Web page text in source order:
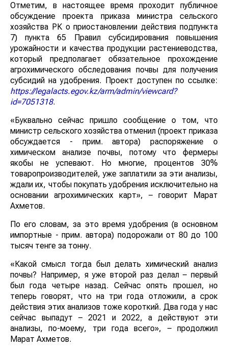
Отметим, в настоящее время проходит публичное
обсуждение проекта приказа министра сельского
хозяйства РК о приостановлении действия подпункта
7) пункта 65 Правил субсидирования повышения
урожайности и качества продукции растениеводства,
который предполагает обязательное прохождение
агрохимического обследования почвы для получения
субсидий на удобрения. Проект доступен по ссылке:
https://legalacts.egov.kz/arm/admin/viewcard?
id=7051318.
«Буквально сейчас пришло сообщение о том, что
министр сельского хозяйства отменил (проект приказа
обсуждается - прим. автора) распоряжение о
химическом анализе почвы, потому что фермеры
якобы не успевают. Но многие, процентов 30%
товаропроизводителей, уже заплатили за эти анализы,
ждали их, чтобы покупать удобрения исключительно на
основании агрохимических карт», – говорит Марат
Ахметов.
По его словам, за это время удобрения (в основном
импортные - прим. автора) подорожали от 80 до 100
тысяч тенге за тонну.
«Какой смысл тогда был делать химический анализ
почвы? Например, я уже второй раз делал – первый
был года четыре назад. Сейчас опять прошел, но
теперь говорят, что на три года отложили, а срок
действия этих анализов тоже короткий. Два года у нас
сейчас выпадут – 2021 и 2022, а действуют эти
анализы, по-моему, три года всего», – продолжил
Марат Ахметов.